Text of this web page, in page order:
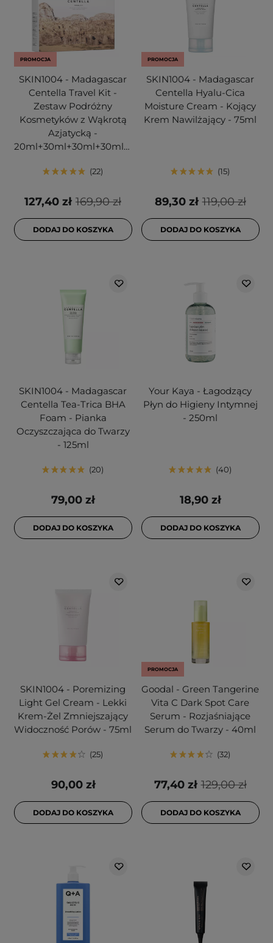
PROMOCJA
SKIN1004 - Madagascar
Centella Travel Kit -
Zestaw Podróżny
Kosmetyków z Wąkrotą
Azjatycką -
20ml+30ml+30ml+30ml+30ml
22
169,90 zł
127,40 zł
DODAJ DO KOSZYKA
PROMOCJA
SKIN1004 - Madagascar
Centella Hyalu-Cica
Moisture Cream - Kojący
Krem Nawilżający - 75ml
15
119,00 zł
89,30 zł
DODAJ DO KOSZYKA
SKIN1004 - Madagascar
Centella Tea-Trica BHA
Foam - Pianka
Oczyszczająca do Twarzy
- 125ml
20
79,00 zł
DODAJ DO KOSZYKA
Your Kaya - Łagodzący
Płyn do Higieny Intymnej
- 250ml
40
18,90 zł
DODAJ DO KOSZYKA
SKIN1004 - Poremizing
Light Gel Cream - Lekki
Krem-Żel Zmniejszający
Widoczność Porów - 75ml
25
90,00 zł
DODAJ DO KOSZYKA
PROMOCJA
Goodal - Green Tangerine
Vita C Dark Spot Care
Serum - Rozjaśniające
Serum do Twarzy - 40ml
32
129,00 zł
77,40 zł
DODAJ DO KOSZYKA